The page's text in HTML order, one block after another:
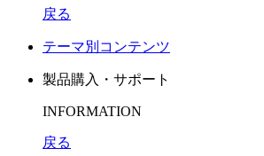
戻る
テーマ別コンテンツ
製品購入・サポート
INFORMATION
戻る